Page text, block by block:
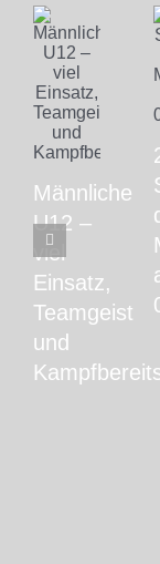
Männliche
U12 –
viel
Einsatz,
Teamgeist
und